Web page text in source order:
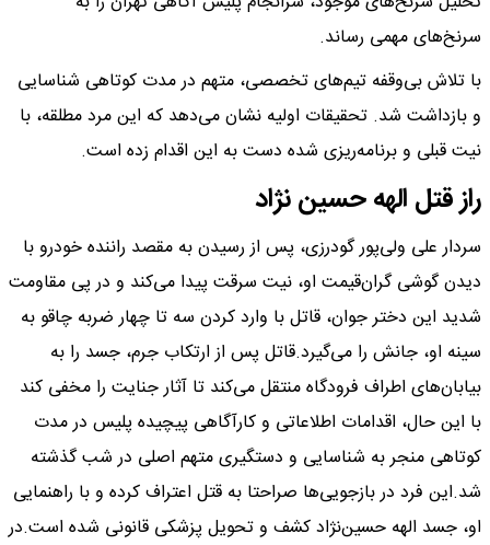
سرنخ‌های مهمی رساند.
با تلاش بی‌وقفه تیم‌های تخصصی، متهم در مدت کوتاهی شناسایی
و بازداشت شد. تحقیقات اولیه نشان می‌دهد که این مرد مطلقه، با
نیت قبلی و برنامه‌ریزی شده دست به این اقدام زده است.
راز قتل الهه حسین نژاد
سردار علی ولی‌پور گودرزی، پس از رسیدن به مقصد راننده خودرو با
دیدن گوشی گران‌قیمت او، نیت سرقت پیدا می‌کند و در پی مقاومت
شدید این دختر جوان، قاتل با وارد کردن سه تا چهار ضربه چاقو به
سینه او، جانش را می‌گیرد.قاتل پس از ارتکاب جرم، جسد را به
بیابان‌های اطراف فرودگاه منتقل می‌کند تا آثار جنایت را مخفی کند
با این حال، اقدامات اطلاعاتی و کارآگاهی پیچیده پلیس در مدت
کوتاهی منجر به شناسایی و دستگیری متهم اصلی در شب گذشته
شد.این فرد در بازجویی‌ها صراحتا به قتل اعتراف کرده و با راهنمایی
او، جسد الهه حسین‌نژاد کشف و تحویل پزشکی قانونی شده است.در